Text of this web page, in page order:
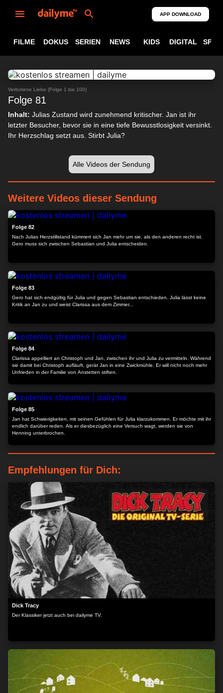
APP DOWNLOAD
FILME DOKUS SERIEN NEWS KIDS DIGITAL
Verbotene Liebe (Folge 1 bis 100)
Folge 81
Inhalt: Julias Zustand wird zunehmend kritischer. Jan ist ihr
letzter Besucher, bevor sie in eine tiefe Bewusstlosigkeit versinkt.
Ihr Herzschlag setzt aus. Stirbt Julia?
Alle Videos der Sendung
Weitere Videos dieser Sendung
Folge 82
Nach Julias Herzstillstand kümmert sich Jan mehr um sie, als den anderen recht ist.
Gero muss sich zwischen Sebastian und Julia entscheiden.
Folge 83
Gero hat sich endgültig für Julia und gegen Sebastian entschieden. Julia lässt keine
Kritik an Jan zu und weist Clarissa aus dem Zimmer...
Folge 84
Clarissa appelliert an Christoph und Jan, zwischen ihr und Julia zu vermitteln. Während
sie damit bei Christoph aufläuft, gerät Jan in eine Zwickmühle. Er will nicht noch mehr
Unfrieden in der Familie von Anstetten stiften.
Folge 85
Jan hat Schwierigkeiten, mit seinen Gefühlen für Julia klarzukommen. Er möchte mit ihr
endlich darüber reden. Als er diesbezüglich eine Versuch wagt, werden sie von
Henning unterbrochen.
Empfehlungen für Dich:
Dick Tracy
Der Klassiker jetzt auch bei dailyme TV.